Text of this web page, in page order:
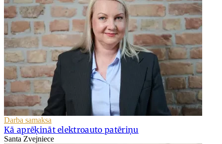
Darba samaksa
Kā aprēķināt elektroauto patēriņu
Santa Zvejniece